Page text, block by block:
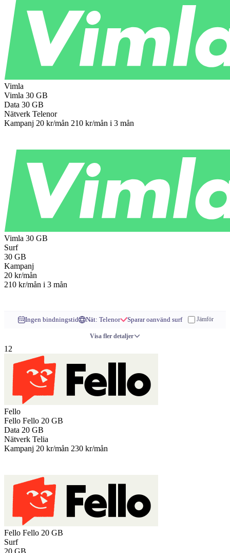
Vimla
Vimla 30 GB
Data 30 GB
Nätverk Telenor
Kampanj 20 kr/mån 210 kr/mån i 3 mån
Vimla 30 GB
Surf
30 GB
Kampanj
20 kr/mån
210 kr/mån i 3 mån
Ingen bindningstid Nät: Telenor Sparar oanvänd surf Jämför
Visa fler detaljer
12
Fello
Fello Fello 20 GB
Data 20 GB
Nätverk Telia
Kampanj 20 kr/mån 230 kr/mån
Fello Fello 20 GB
Surf
20 GB